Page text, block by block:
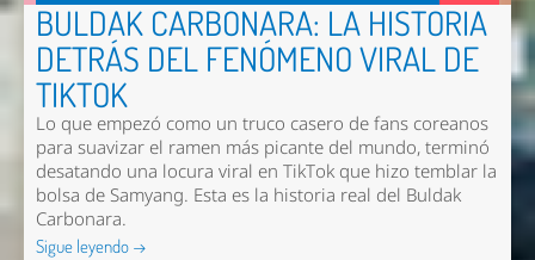
BULDAK CARBONARA: LA HISTORIA
DETRÁS DEL FENÓMENO VIRAL DE
TIKTOK
Lo que empezó como un truco casero de fans coreanos
para suavizar el ramen más picante del mundo, terminó
desatando una locura viral en TikTok que hizo temblar la
bolsa de Samyang. Esta es la historia real del Buldak
Carbonara.
Sigue leyendo →